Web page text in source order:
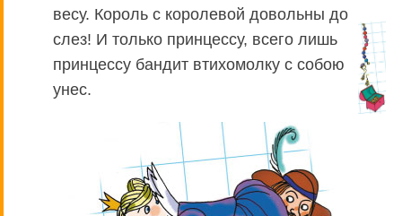
весу. Король с королевой довольны до
слез! И только принцессу, всего лишь
принцессу бандит втихомолку с собою
унес.